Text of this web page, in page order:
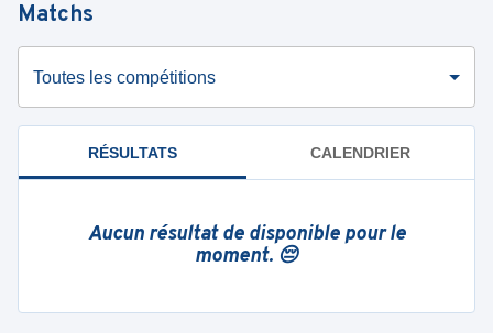
Matchs
Toutes les compétitions
RÉSULTATS CALENDRIER
Aucun résultat de disponible pour le
moment. 😔